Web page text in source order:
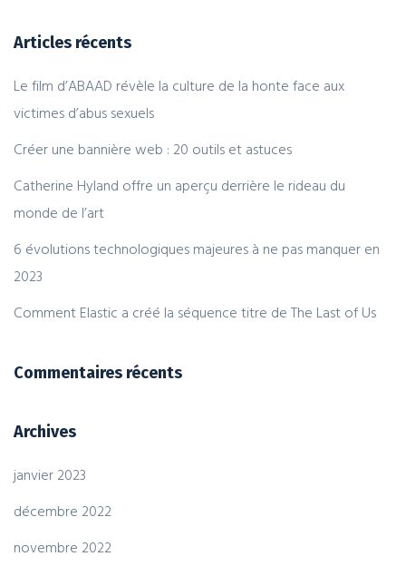
Articles récents
Le film d’ABAAD révèle la culture de la honte face aux
victimes d’abus sexuels
Créer une bannière web : 20 outils et astuces
Catherine Hyland offre un aperçu derrière le rideau du
monde de l’art
6 évolutions technologiques majeures à ne pas manquer en
2023
Comment Elastic a créé la séquence titre de The Last of Us
Commentaires récents
Archives
janvier 2023
décembre 2022
novembre 2022